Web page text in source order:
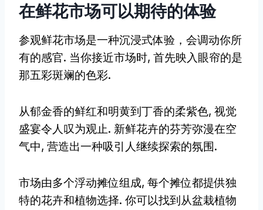
在鲜花市场可以期待的体验
参观鲜花市场是一种沉浸式体验，会调动你所
有的感官. 当你接近市场时, 首先映入眼帘的是
那五彩斑斓的色彩.
从郁金香的鲜红和明黄到丁香的柔紫色, 视觉
盛宴令人叹为观止. 新鲜花卉的芬芳弥漫在空
气中, 营造出一种吸引人继续探索的氛围.
市场由多个浮动摊位组成, 每个摊位都提供独
特的花卉和植物选择. 你可以找到从盆栽植物